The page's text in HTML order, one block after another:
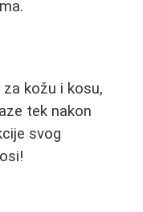
kožu i kosu,
tek nakon
svog